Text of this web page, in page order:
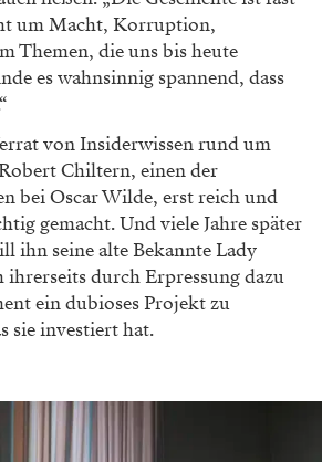
gar nicht für diesen Beruf
sei es ihr immer schon ein
, Film- und
auch Soziologie studiert hat,
sehr zugute. „Soziologie war
für mich, tatsächlich
Fach, von dem ich am meisten
den wissenschaftlichen,
ich mehr über gesellschaftlich
wir im Theater erzählen, gelernt
Korruption